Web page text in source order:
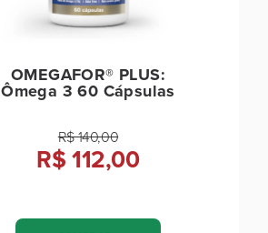
OMEGAFOR® PLUS:
Ômega 3 60 Cápsulas
R$ 140,00
R$ 112,00